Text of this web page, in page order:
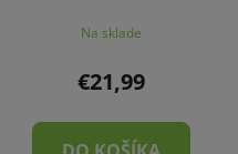
Na sklade
€21,99